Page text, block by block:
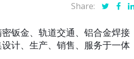
Share:
钣金、轨道交通、铝合金焊接
计、生产、销售、服务于一体